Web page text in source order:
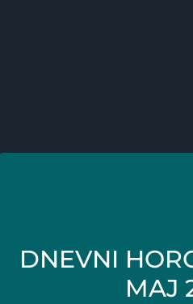
DNEVNI
MAJ